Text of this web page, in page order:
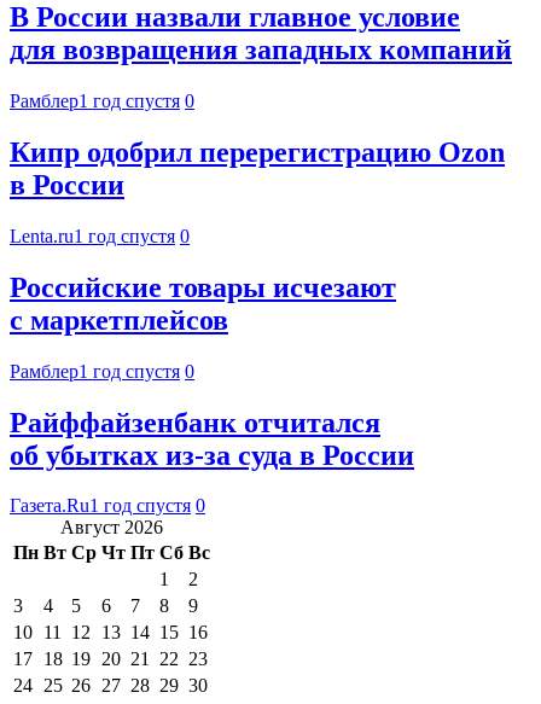
В России назвали главное условие
для возвращения западных компаний
Рамблер1 год спустя 0
Кипр одобрил перерегистрацию Ozon
в России
Lenta.ru1 год спустя 0
Российские товары исчезают
с маркетплейсов
Рамблер1 год спустя 0
Райффайзенбанк отчитался
об убытках из-за суда в России
Газета.Ru1 год спустя 0
Август 2026
Пн Вт Ср Чт Пт Сб Вс
1
2
3
4 5 6 7 8
9
10 11 12 13 14 15 16
17 18 19 20 21 22 23
24 25 26 27 28 29 30